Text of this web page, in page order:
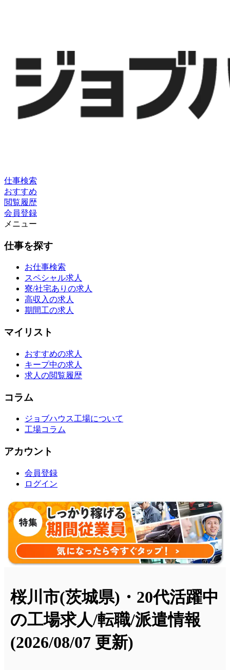
仕事検索
おすすめ
閲覧履歴
会員登録
メニュー
仕事を探す
お仕事検索
スペシャル求人
寮/社宅ありの求人
高収入の求人
期間工の求人
マイリスト
おすすめの求人
キープ中の求人
求人の閲覧履歴
コラム
ジョブハウス工場について
工場コラム
アカウント
会員登録
ログイン
桜川市(茨城県)・20代活躍中
の工場求人/転職/派遣情報
(2026/08/07 更新)